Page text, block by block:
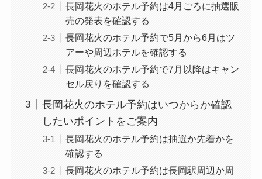
長岡花火のホテル予約は4月ごろに抽選販
売の発表を確認する
長岡花火のホテル予約で5月から6月はツ
アーや周辺ホテルを確認する
長岡花火のホテル予約で7月以降はキャン
セル戻りを確認する
長岡花火のホテル予約はいつからか確認
したいポイントをご案内
長岡花火のホテル予約は抽選か先着かを
確認する
長岡花火のホテル予約は長岡駅周辺か周